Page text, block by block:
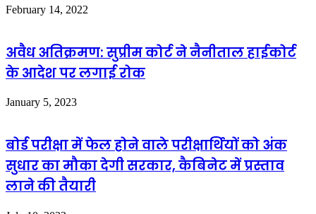
February 14, 2022
अवैध अतिक्रमण: सुप्रीम कोर्ट ने नैनीताल हाईकोर्ट
के आदेश पर लगाई रोक
January 5, 2023
बोर्ड परीक्षा में फेल होने वाले परीक्षार्थियों को अंक
सुधार का मौका देगी सरकार, कैबिनेट में प्रस्ताव
लाने की तैयारी